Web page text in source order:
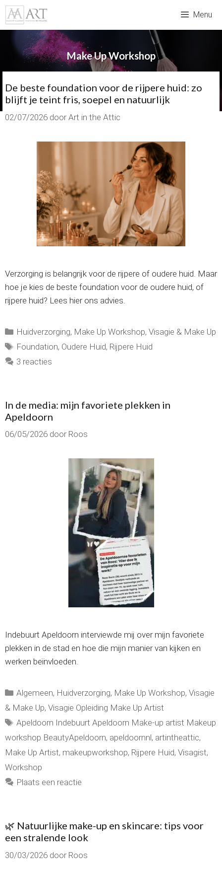
Ga
naar
de
inhoud
Menu
Make Up Workshop
De beste foundation voor de rijpere huid: zo
blijft je teint fris, soepel en natuurlijk
02/07/2026 doorArt in the Attic
Verzorging is belangrijk voor de rijpere of oudere huid. Maar
hoe je kies de beste foundation voor de oudere huid, of
rijpere huid? Lees hier ons advies.
Categorieën
Huidverzorging, Make Up Workshop,Visagie & Make Up
Tags
Foundation, Oudere Huid, Rijpere Huid
3 reacties
In de media: mijn favoriete plekken in
Apeldoorn
06/05/2026 door Roos
Indebuurt Apeldoorn interviewde mij over mijn favoriete
plekken in de stad en hoe die mijn manier van kijken en
werken beïnvloeden.
Categorieën
Algemeen, Huidverzorging, Make Up Workshop,Visagie
& Make Up, Visagie Opleiding Make Up Artist
Tags
Apeldoorn Indebuurt Apeldoorn Make-up artist Makeup
workshop BeautyApeldoorn, apeldoornnl, artintheattic,
Make Up Artist, makeupworkshop, Rijpere Huid, Visagist,
Workshop
Plaats een reactie
🌿 Natuurlijke make-up en skincare: tips voor
een stralende look
30/03/2026 door Roos